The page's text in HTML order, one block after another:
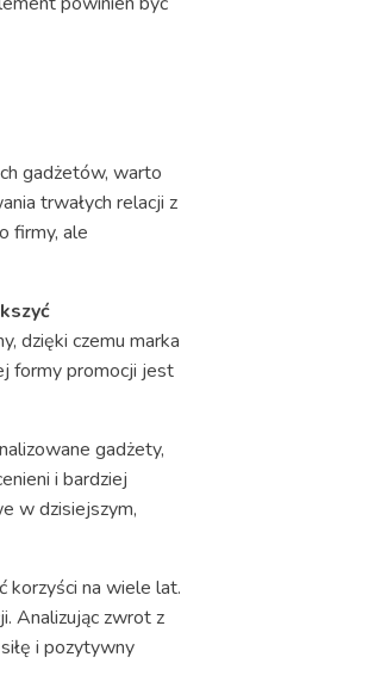
gadżetów, warto
trwałych relacji z
firmy, ale
dzięki czemu marka
formy promocji jest
gadżety,
i bardziej
w dzisiejszym,
korzyści na wiele lat.
Analizując zwrot z
i pozytywny